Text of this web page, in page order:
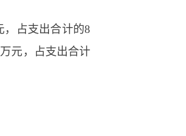
，占支出合计的8
元，占支出合计